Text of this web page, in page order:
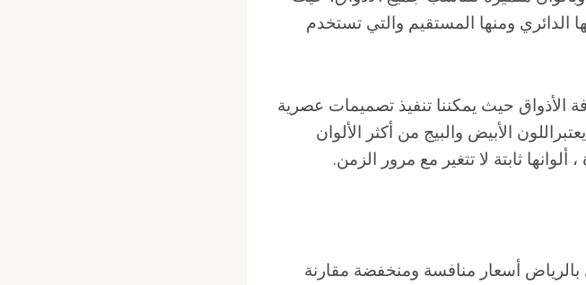
الدائري ومنها المستقيم والتي تستخدم
الأذواق حيث يمكننا تنفيذ تصميمات عصرية
الأبيض والبيج من أكثر الألوان
ثابتة لا تتغير مع مرور الزمن.
أسعار منافسة ومنخفضة مقارنة